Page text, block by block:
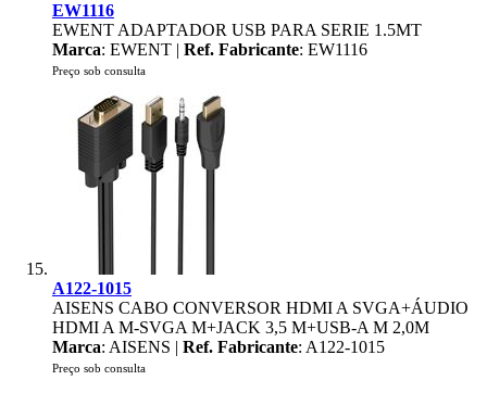
EW1116
EWENT ADAPTADOR USB PARA SERIE 1.5MT
Marca: EWENT | Ref. Fabricante: EW1116
Preço sob consulta
A122-1015
AISENS CABO CONVERSOR HDMI A SVGA+ÁUDIO
HDMI A M-SVGA M+JACK 3,5 M+USB-A M 2,0M
Marca: AISENS | Ref. Fabricante: A122-1015
Preço sob consulta